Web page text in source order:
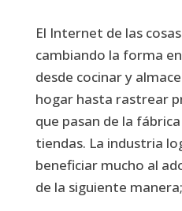
El Internet de las
cambiando la forma
desde cocinar y
hogar hasta rastrear
que pasan de la
tiendas. La industria
beneficiar mucho al
de la siguiente manera;